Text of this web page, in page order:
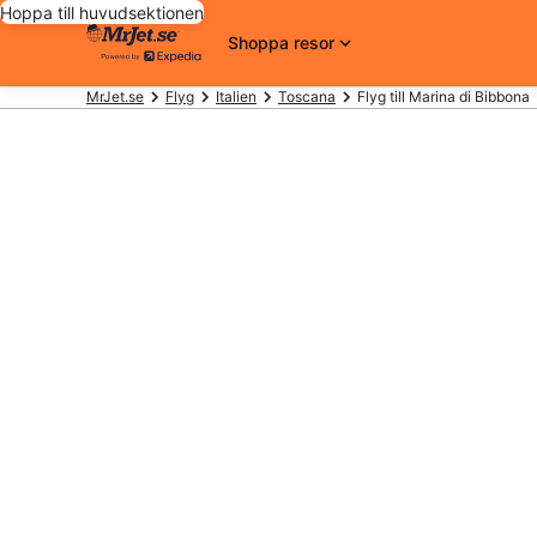
Hoppa till huvudsektionen
Shoppa resor
MrJet.se Flyg Italien Toscana Flyg till Marina di Bibbona